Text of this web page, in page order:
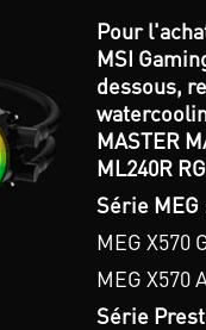
Pour
MSI
dessous,
MASTER
ML240R
Série MEG
MEG X570
MEG X570
Série